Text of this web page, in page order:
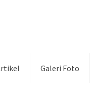
Galeri Foto